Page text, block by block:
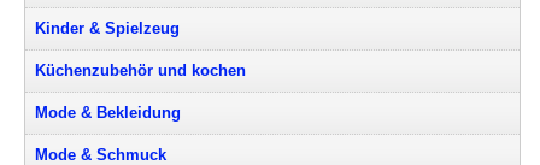
Kinder & Spielzeug
Küchenzubehör und kochen
Mode & Bekleidung
Mode & Schmuck